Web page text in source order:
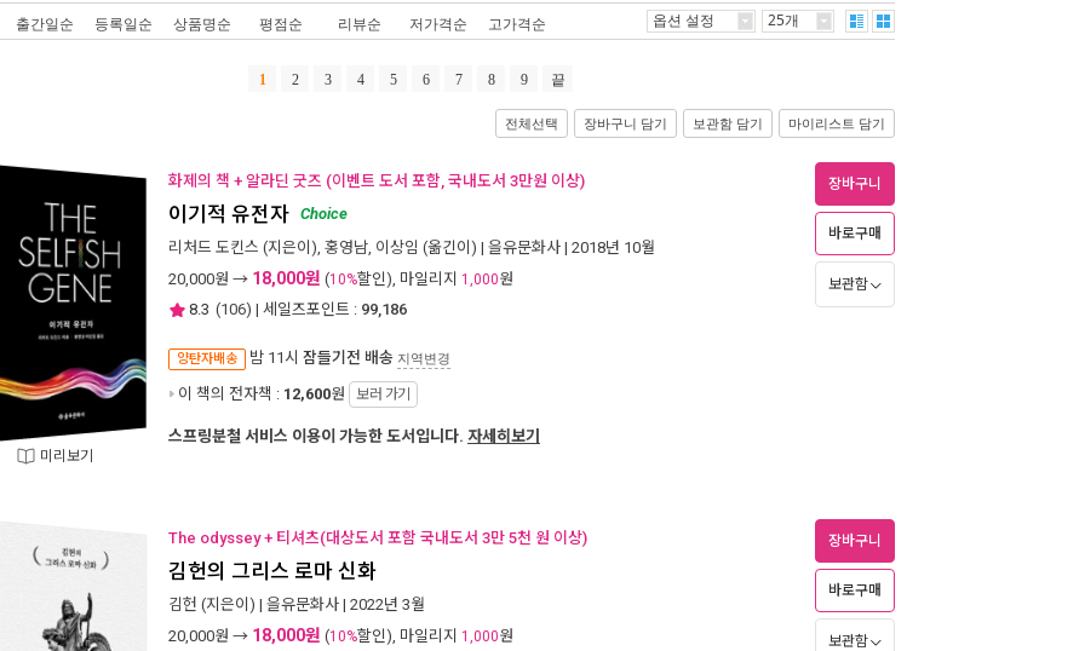
출간일순 등록일순 상품명순 평점순 리뷰순 저가격순 고가격순 옵션 설정 25개
1 2 3 4 5 6 7 8 9 끝
전체선택 장바구니 담기 보관함 담기 마이리스트 담기
미리보기
화제의 책 + 알라딘 굿즈 (이벤트 도서 포함, 국내도서 3만원 이상)
이기적 유전자 Choice
리처드 도킨스 (지은이), 홍영남, 이상임 (옮긴이) | 을유문화사 | 2018년 10월
20,000원 → 18,000원 (10%할인), 마일리지 1,000원
8.3 (106) | 세일즈포인트 : 99,186
양탄자배송 밤 11시 잠들기전 배송 지역변경
이 책의 전자책 : 12,600원 보러 가기
장바구니
바로구매
보관함
스프링분철 서비스 이용이 가능한 도서입니다. 자세히보기
The odyssey + 티셔츠(대상도서 포함 국내도서 3만 5천 원 이상)
김헌의 그리스 로마 신화
김헌 (지은이) | 을유문화사 | 2022년 3월
20,000원 → 18,000원 (10%할인), 마일리지 1,000원
장바구니
바로구매
보관함